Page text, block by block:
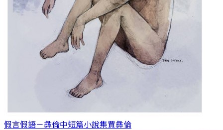
假言假語－彝倫中短篇小說集賈彝倫